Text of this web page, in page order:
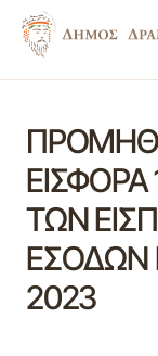
ΤΩΝ
ΕΣΟΔΩΝ
2023